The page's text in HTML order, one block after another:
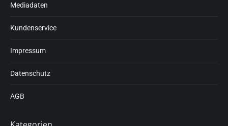
Mediadaten
Kundenservice
Impressum
Datenschutz
AGB